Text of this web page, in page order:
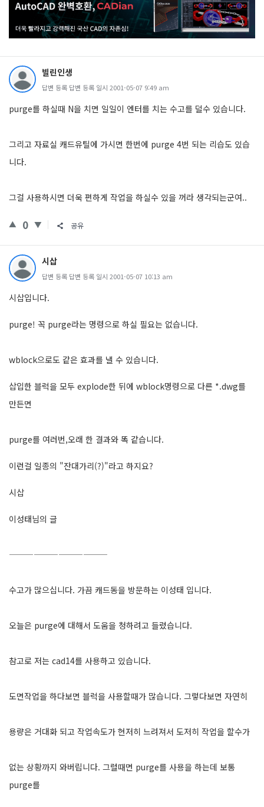
빌린인생
답변 등록 답변 등록 일시 2001-05-07 9:49 am
purge를 하실때 N을 치면 일일이 엔터를 치는 수고를 덜수 있습니다.
그리고 자료실 캐드유틸에 가시면 한번에 purge 4번 되는 리습도 있습
니다.
그걸 사용하시면 더욱 편하게 작업을 하실수 있을 꺼라 생각되는군여..
0 공유
시삽
답변 등록 답변 등록 일시 2001-05-07 10:13 am
시삽입니다.
purge! 꼭 purge라는 명령으로 하실 필요는 없습니다.
wblock으로도 같은 효과를 낼 수 있습니다.
삽입한 블럭을 모두 explode한 뒤에 wblock명령으로 다른 *.dwg를
만든면
purge를 여러번,오래 한 결과와 똑 같습니다.
이런걸 일종의 "잔대가리(?)"라고 하지요?
시삽
이성태님의 글
————————————
수고가 많으십니다. 가끔 캐드동을 방문하는 이성태 입니다.
오늘은 purge에 대해서 도움을 청하려고 들렀습니다.
참고로 저는 cad14를 사용하고 있습니다.
도면작업을 하다보면 블럭을 사용할때가 많습니다. 그렇다보면 자연히
용량은 거대화 되고 작업속도가 현저히 느려져서 도저히 작업을 할수가
없는 상황까지 와버립니다. 그럴때면 purge를 사용을 하는데 보통
purge를